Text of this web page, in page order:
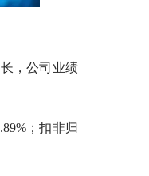
，公司业绩
；扣非归